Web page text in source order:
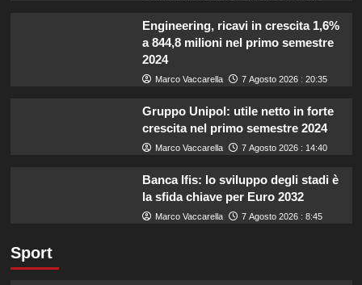
Engineering, ricavi in crescita 1,6%
a 844,8 milioni nel primo semestre
2024
Marco Vaccarella 7 Agosto 2026 : 20:35
Gruppo Unipol: utile netto in forte
crescita nel primo semestre 2024
Marco Vaccarella 7 Agosto 2026 : 14:40
Banca Ifis: lo sviluppo degli stadi è
la sfida chiave per Euro 2032
Marco Vaccarella 7 Agosto 2026 : 8:45
Sport